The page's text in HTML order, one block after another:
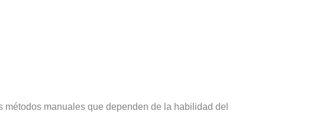
manuales que dependen de la habilidad del